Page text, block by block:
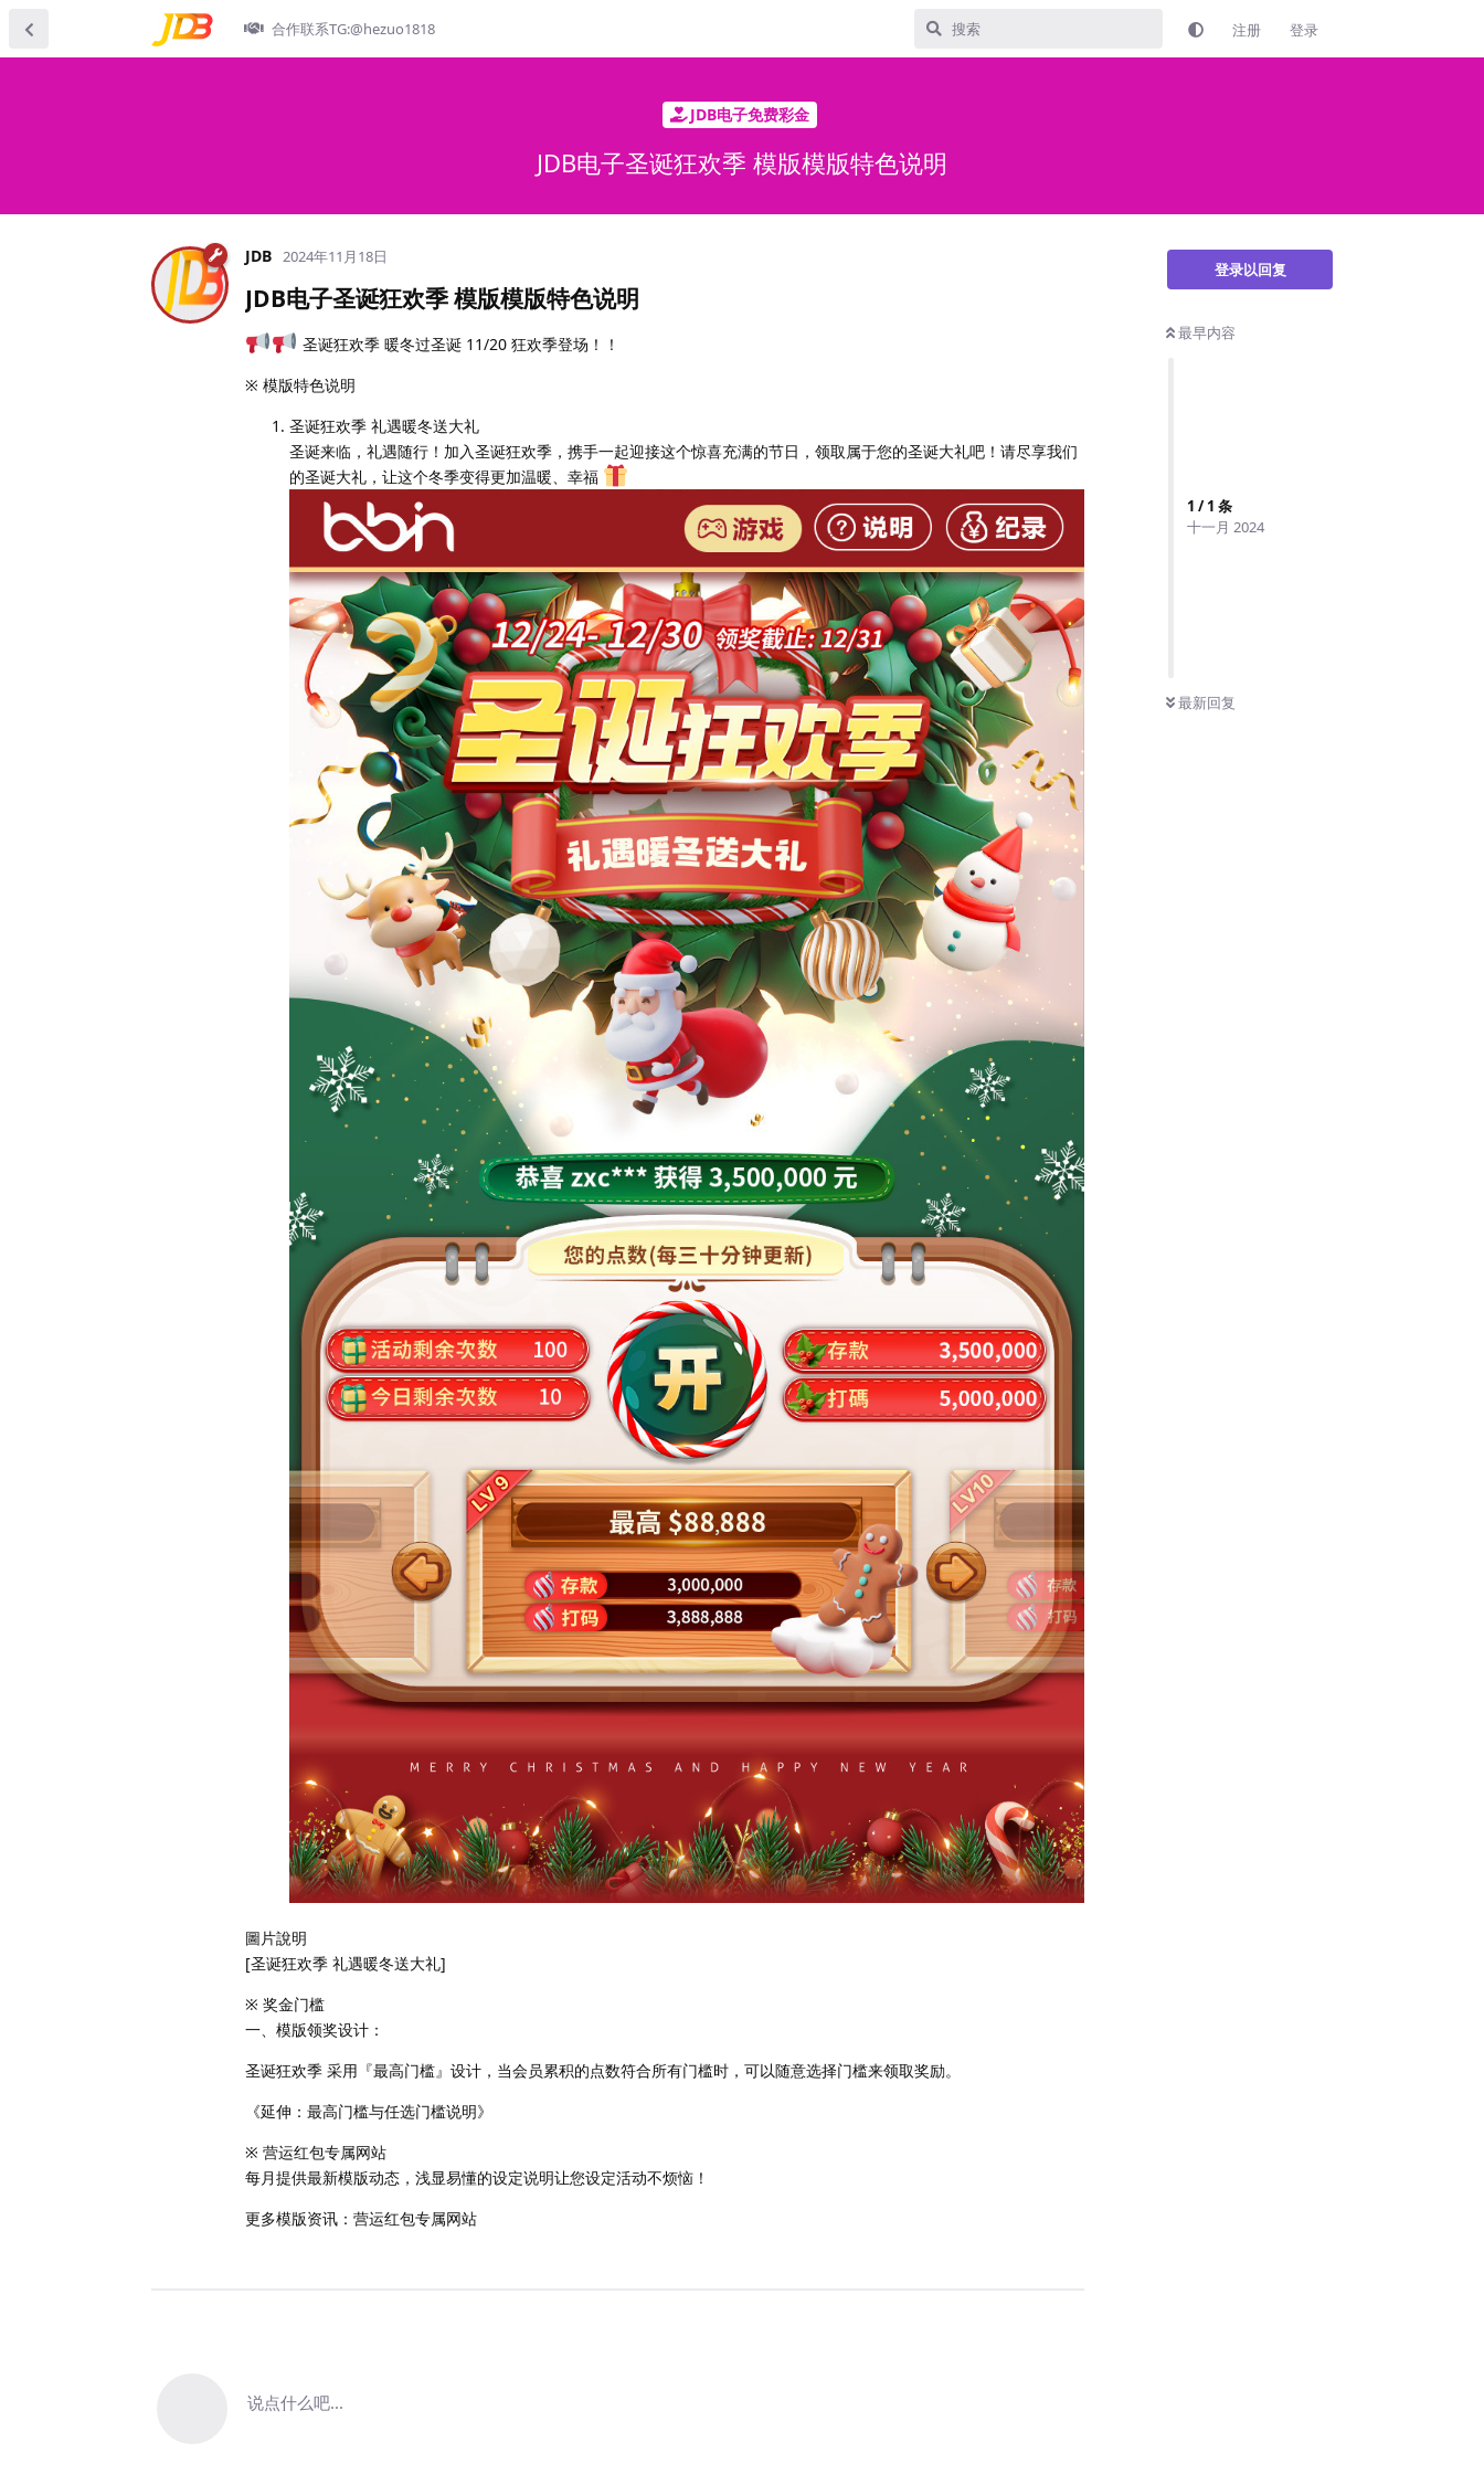
合作联系TG:@hezuo1818 注册 登录
JDB电子免费彩金
JDB电子圣诞狂欢季 模版模版特色说明
登录以回复
最早内容
1 /1 条
十一月 2024
最新回复
JDB 2024年11月18日
JDB电子圣诞狂欢季 模版模版特色说明
圣诞狂欢季 暖冬过圣诞 11/20 狂欢季登场！！
※ 模版特色说明
圣诞狂欢季 礼遇暖冬送大礼
圣诞来临，礼遇随行！加入圣诞狂欢季，携手一起迎接这个惊喜充满的节日，领取属于您的圣诞大礼吧！请尽享我们
的圣诞大礼，让这个冬季变得更加温暖、幸福
圖片說明
[圣诞狂欢季 礼遇暖冬送大礼]
※ 奖金门槛
一、模版领奖设计：
圣诞狂欢季 采用『最高门槛』设计，当会员累积的点数符合所有门槛时，可以随意选择门槛来领取奖励。
《延伸：最高门槛与任选门槛说明》
※ 营运红包专属网站
每月提供最新模版动态，浅显易懂的设定说明让您设定活动不烦恼！
更多模版资讯：营运红包专属网站
说点什么吧...